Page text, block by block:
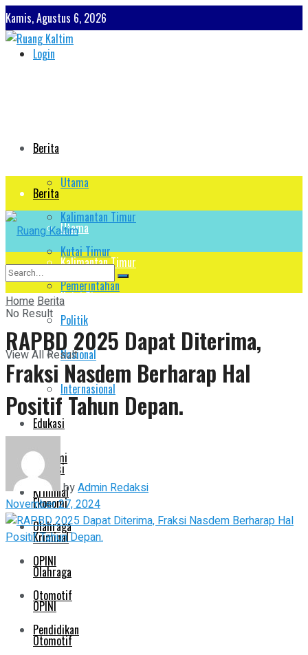
Kamis, Agustus 6, 2026
Login
Berita
Utama
Kalimantan Timur
Kutai Timur
Pemerintahan
Politik
Nasional
Internasional
Edukasi
Ekonomi
Kriminal
Olahraga
OPINI
Otomotif
Pendidikan
Berita
Utama
Kalimantan Timur
Kutai Timur
Pemerintahan
Politik
Nasional
Internasional
Edukasi
Ekonomi
Kriminal
Olahraga
OPINI
Otomotif
No Result
View All Result
HomeBerita
RAPBD 2025 Dapat Diterima,
Fraksi Nasdem Berharap Hal
Positif Tahun Depan.
byAdmin Redaksi
November 27, 2024